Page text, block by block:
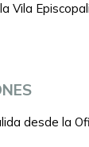
Vila
desde la